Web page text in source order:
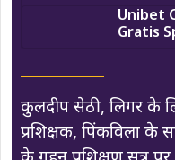
Unibet
Gratis
कुलदीप सेठी, लिगर के
प्रशिक्षक, पिंकविला के